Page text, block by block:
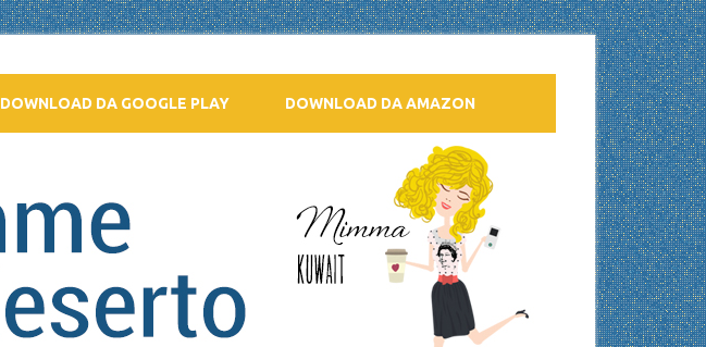
DOWNLOAD DA GOOGLE PLAY DOWNLOAD DA AMAZON